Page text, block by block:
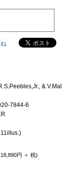
& V.Mal
7844-6
円 ＋ 税)